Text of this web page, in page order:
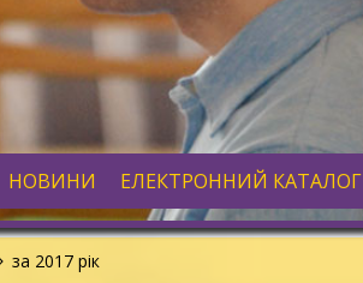
НОВИНИ ЕЛЕКТРОННИЙ КАТАЛОГ
за 2017 рік